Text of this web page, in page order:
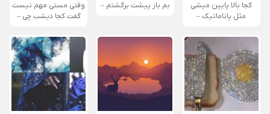
کجا بالا پایین میشی
مثل پاناماتیک –
بم باز پیشت برگشتم –
وقتی مستی مهم نیست
گفت کجا دیشب چی –